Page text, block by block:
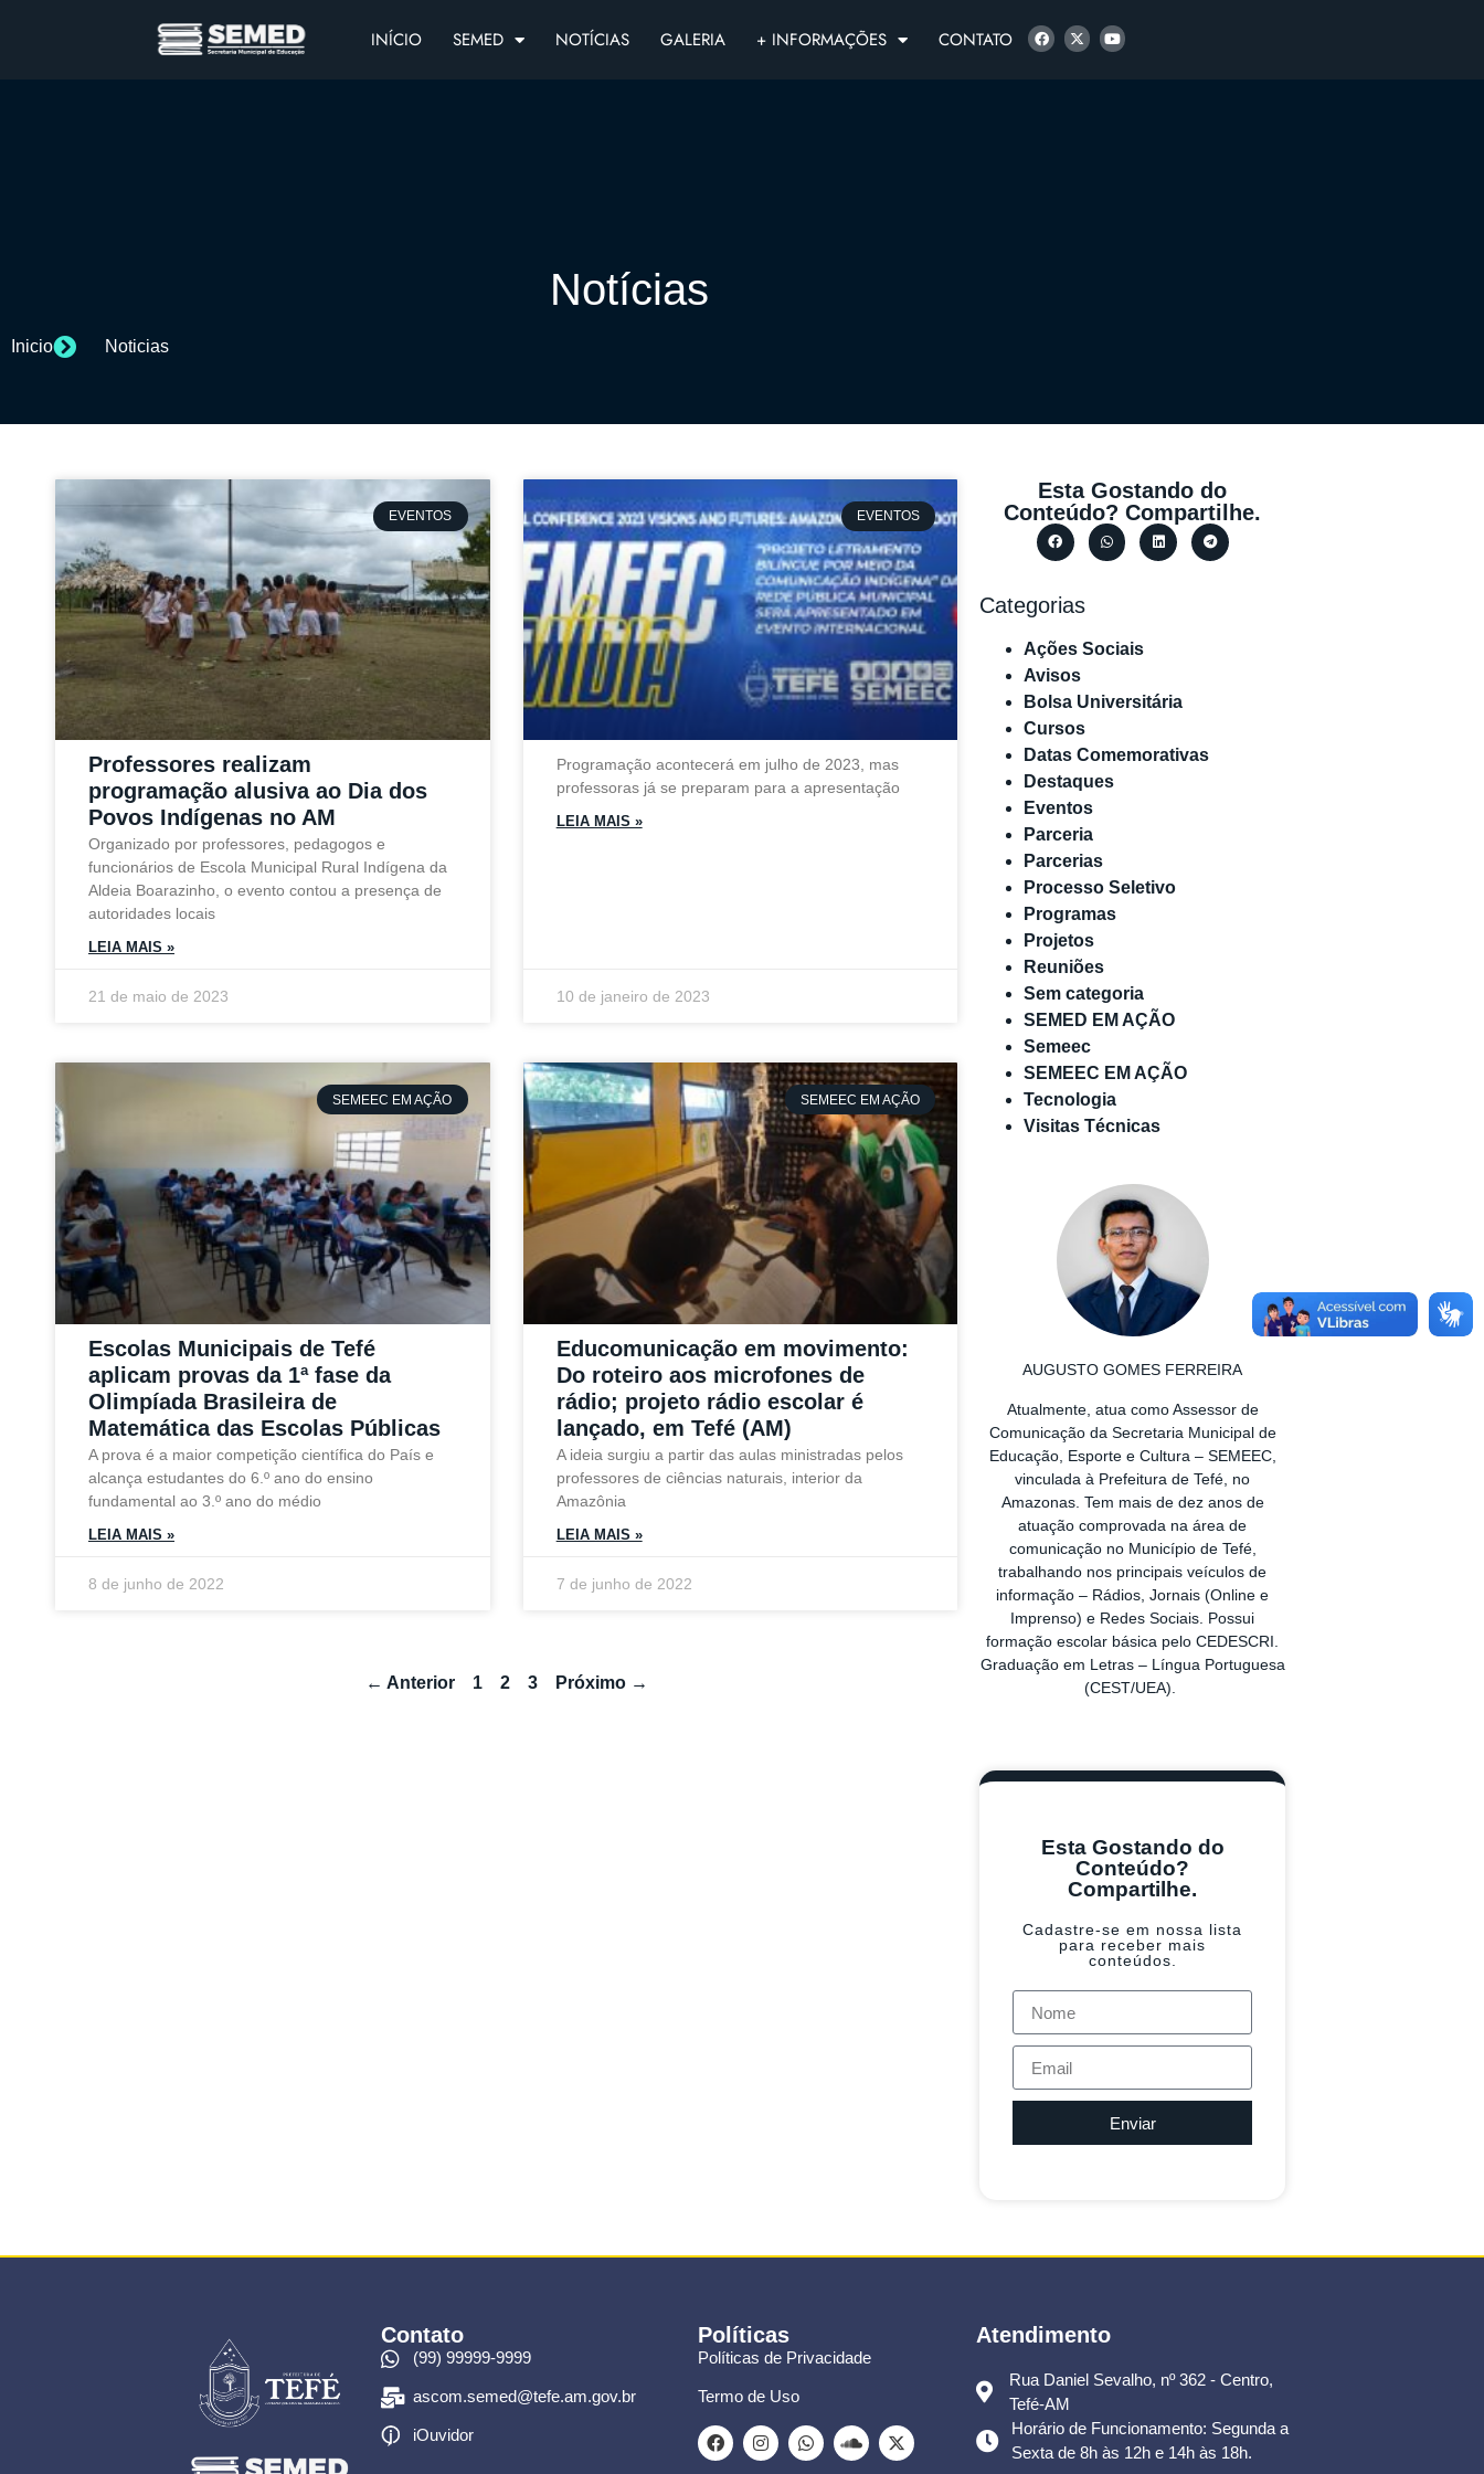
INÍCIO SEMED NOTÍCIAS GALERIA + INFORMAÇÕES CONTATO
Notícias
Inicio Noticias
EVENTOS
Professores realizam
programação alusiva ao Dia dos
Povos Indígenas no AM
Organizado por professores, pedagogos e
funcionários de Escola Municipal Rural Indígena da
Aldeia Boarazinho, o evento contou a presença de
autoridades locais
LEIA MAIS »
21 de maio de 2023
EVENTOS
Programação acontecerá em julho de 2023, mas
professoras já se preparam para a apresentação
LEIA MAIS »
10 de janeiro de 2023
SEMEEC EM AÇÃO
Escolas Municipais de Tefé
aplicam provas da 1ª fase da
Olimpíada Brasileira de
Matemática das Escolas Públicas
A prova é a maior competição científica do País e
alcança estudantes do 6.º ano do ensino
fundamental ao 3.º ano do médio
LEIA MAIS »
8 de junho de 2022
SEMEEC EM AÇÃO
Educomunicação em movimento:
Do roteiro aos microfones de
rádio; projeto rádio escolar é
lançado, em Tefé (AM)
A ideia surgiu a partir das aulas ministradas pelos
professores de ciências naturais, interior da
Amazônia
LEIA MAIS »
7 de junho de 2022
← Anterior 1 2 3 Próximo →
Esta Gostando do
Conteúdo? Compartilhe.
Categorias
Ações Sociais
Avisos
Bolsa Universitária
Cursos
Datas Comemorativas
Destaques
Eventos
Parceria
Parcerias
Processo Seletivo
Programas
Projetos
Reuniões
Sem categoria
SEMED EM AÇÃO
Semeec
SEMEEC EM AÇÃO
Tecnologia
Visitas Técnicas
AUGUSTO GOMES FERREIRA
Atualmente, atua como Assessor de
Comunicação da Secretaria Municipal de
Educação, Esporte e Cultura – SEMEEC,
vinculada à Prefeitura de Tefé, no
Amazonas. Tem mais de dez anos de
atuação comprovada na área de
comunicação no Município de Tefé,
trabalhando nos principais veículos de
informação – Rádios, Jornais (Online e
Imprenso) e Redes Sociais. Possui
formação escolar básica pelo CEDESCRI.
Graduação em Letras – Língua Portuguesa
(CEST/UEA).
Esta Gostando do
Conteúdo?
Compartilhe.
Cadastre-se em nossa lista
para receber mais
conteúdos.
Enviar
Contato
(99) 99999-9999
ascom.semed@tefe.am.gov.br
iOuvidor
Políticas
Políticas de Privacidade
Termo de Uso
Atendimento
Rua Daniel Sevalho, nº 362 - Centro,
Tefé-AM
Horário de Funcionamento: Segunda a
Sexta de 8h às 12h e 14h às 18h.